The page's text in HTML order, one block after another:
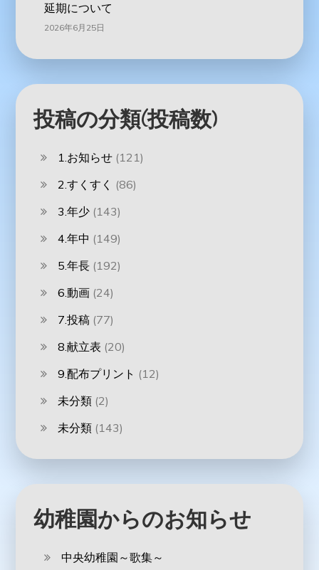
延期について
2026年6月25日
投稿の分類(投稿数)
1.お知らせ (121)
2.すくすく (86)
3.年少 (143)
4.年中 (149)
5.年長 (192)
6.動画 (24)
7.投稿 (77)
8.献立表 (20)
9.配布プリント (12)
未分類 (2)
未分類 (143)
幼稚園からのお知らせ
中央幼稚園～歌集～